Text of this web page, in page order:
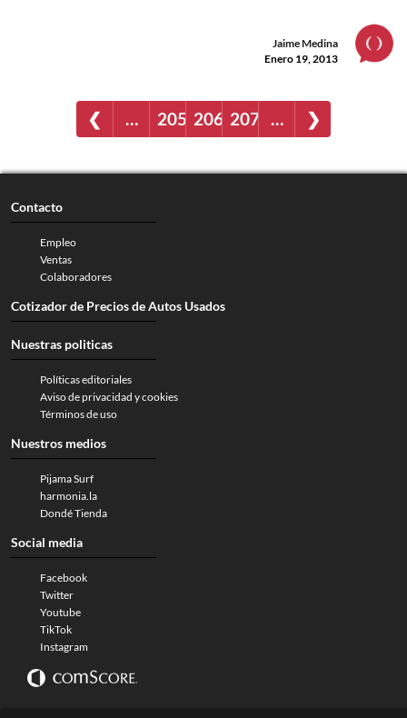
Jaime Medina
Enero 19, 2013
❮ … 205 206 207 … ❯
Contacto
Empleo
Ventas
Colaboradores
Cotizador de Precios de Autos Usados
Nuestras politicas
Políticas editoriales
Aviso de privacidad y cookies
Términos de uso
Nuestros medios
Pijama Surf
harmonia.la
Dondé Tienda
Social media
Facebook
Twitter
Youtube
TikTok
Instagram